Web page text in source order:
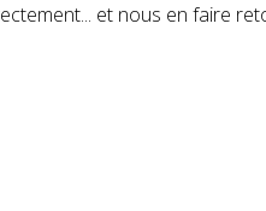
et nous en faire